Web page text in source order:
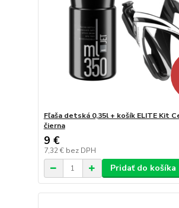
Fľaša detská 0,35l + košík ELITE Kit
čierna
9 €
7,32 € bez DPH
Pridať do košíka